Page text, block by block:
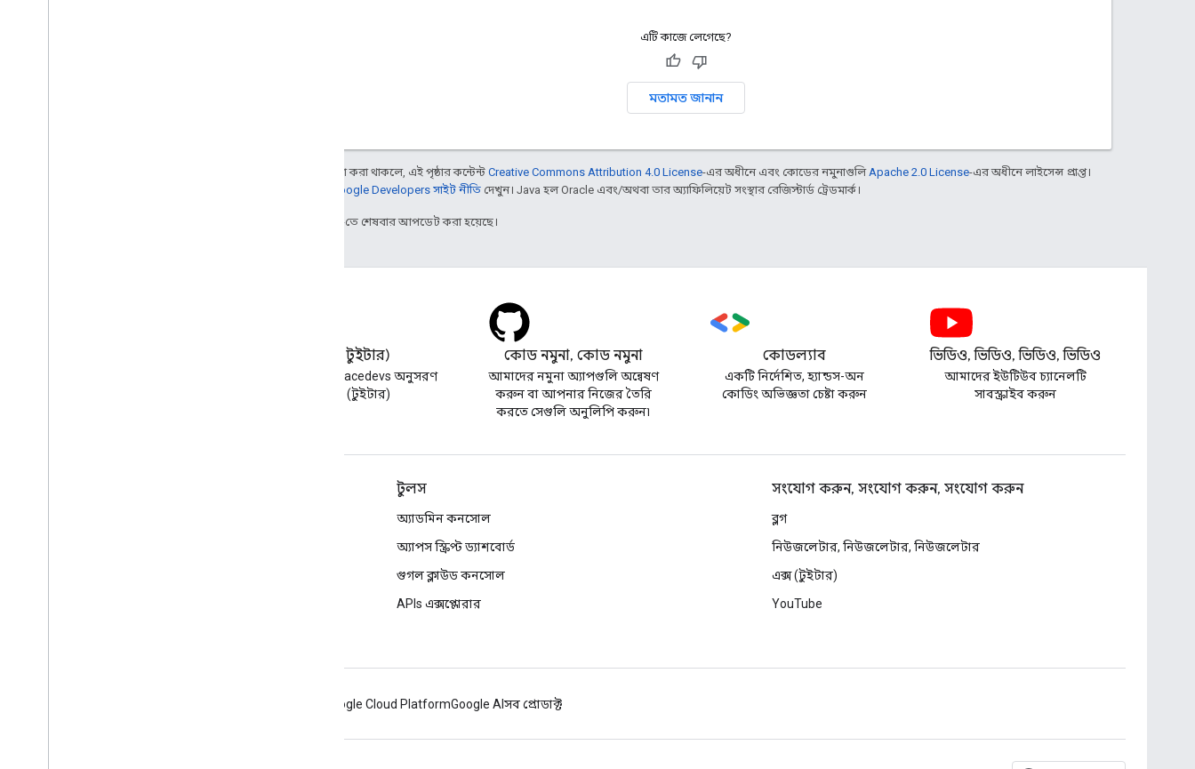
এটি কাজে লেগেছে?
মতামত জানান
অন্য কিছু উল্লেখ না করা থাকলে, এই পৃষ্ঠার কন্টেন্ট Creative Commons Attribution 4.0 License-এর অধীনে এবং কোডের নমুনাগুলি Apache 2.0 License-এর অধীনে লাইসেন্স প্রাপ্ত।
Google Developers সাইট নীতি দেখুন। Java হল Oracle এবং/অথবা তার অ্যাফিলিয়েট সংস্থার রেজিস্টার্ড ট্রেডমার্ক।
2026-02-03 UTC-তে শেষবার আপডেট করা হয়েছে।
এক্স (টুইটার)
X-এ @workspacedevs অনুসরণ
করুন (টুইটার)
কোড নমুনা, কোড নমুনা
আমাদের নমুনা অ্যাপগুলি অন্বেষণ
করুন বা আপনার নিজের তৈরি
করতে সেগুলি অনুলিপি করুন৷
কোডল্যাব
একটি নির্দেশিত, হ্যান্ডস-অন
কোডিং অভিজ্ঞতা চেষ্টা করুন
ভিডিও, ভিডিও, ভিডিও, ভিডিও
আমাদের ইউটিউব চ্যানেলটি
সাবস্ক্রাইব করুন
টুলস
অ্যাডমিন কনসোল
অ্যাপস স্ক্রিপ্ট ড্যাশবোর্ড
গুগল ক্লাউড কনসোল
APIs এক্সপ্লোরার
সংযোগ করুন, সংযোগ করুন, সংযোগ করুন
ব্লগ
নিউজলেটার, নিউজলেটার, নিউজলেটার
এক্স (টুইটার)
YouTube
Google Cloud PlatformGoogle AI সব প্রোডাক্ট